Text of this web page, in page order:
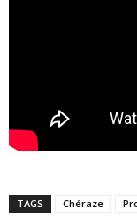
TAGS Chéraze